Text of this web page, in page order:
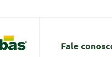
Fale